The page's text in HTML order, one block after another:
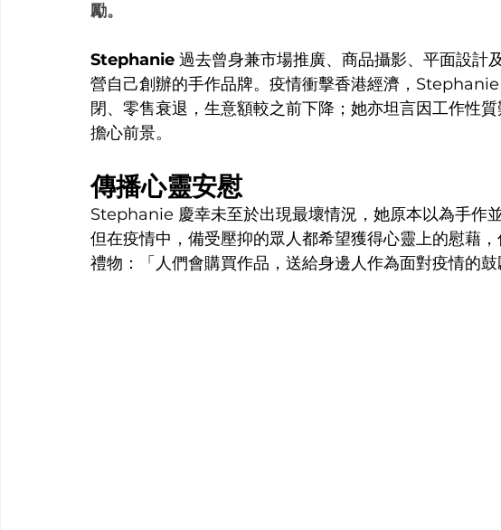
勵。
Stephanie 過去曾身兼市場推廣、商品攝影、平面設計
營自己創辦的手作品牌。疫情衝擊香港經濟，
閉、零售衰退，生意額較之前下降；她亦坦言因工作性
擔心前景。
傳播心靈安慰
Stephanie 慶幸未至於出現最壞情況，她原本以為手作
但在疫情中，備受壓抑的眾人都希望獲得心靈上的慰藉
禮物：「人們會購買作品，送給身邊人作為面對疫情的鼓